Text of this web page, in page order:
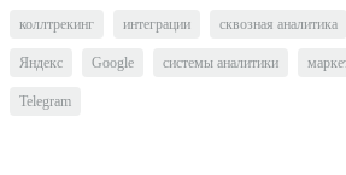
коллтрекинг интеграции сквозная аналитика
Яндекс Google системы аналитики
Telegram